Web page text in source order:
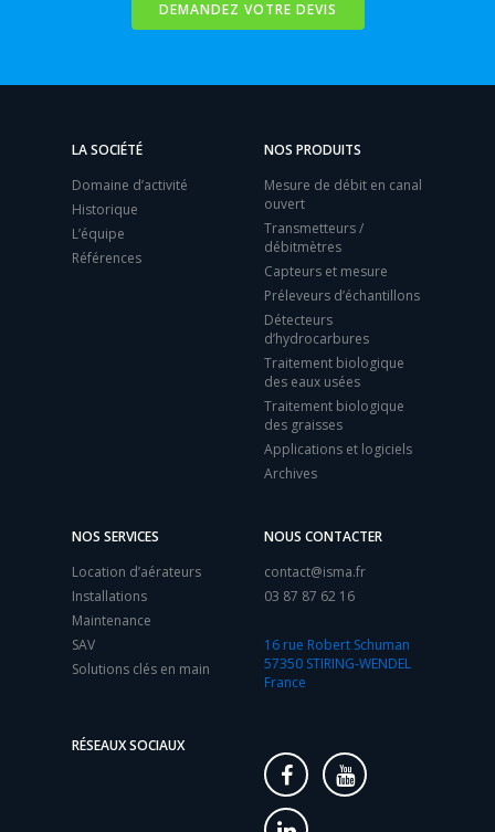
DEMANDEZ VOTRE DEVIS
LA SOCIÉTÉ
Domaine d’activité
Historique
L’équipe
Références
NOS PRODUITS
Mesure de débit en canal
ouvert
Transmetteurs /
débitmètres
Capteurs et mesure
Préleveurs d’échantillons
Détecteurs
d’hydrocarbures
Traitement biologique
des eaux usées
Traitement biologique
des graisses
Applications et logiciels
Archives
NOS SERVICES
Location d’aérateurs
Installations
Maintenance
SAV
Solutions clés en main
NOUS CONTACTER
contact@isma.fr
03 87 87 62 16
16 rue Robert Schuman
57350 STIRING-WENDEL
France
RÉSEAUX SOCIAUX